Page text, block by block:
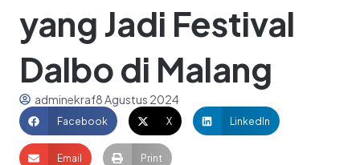
yang Jadi Festival
Dalbo di Malang
adminekraf8 Agustus 2024
Facebook X LinkedIn
Email Print